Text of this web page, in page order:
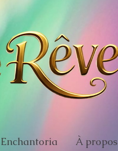
Enchantoria À propos